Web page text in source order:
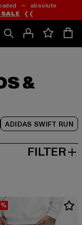
— absolute
❮❮
&
ADIDAS SWIFT RUN
FILTER